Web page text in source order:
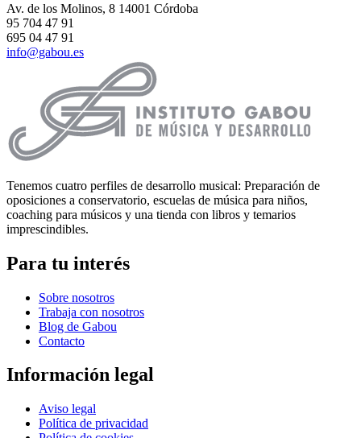
Av. de los Molinos, 8 14001 Córdoba
95 704 47 91
695 04 47 91
info@gabou.es
Tenemos cuatro perfiles de desarrollo musical: Preparación de
oposiciones a conservatorio, escuelas de música para niños,
coaching para músicos y una tienda con libros y temarios
imprescindibles.
Para tu interés
Sobre nosotros
Trabaja con nosotros
Blog de Gabou
Contacto
Información legal
Aviso legal
Política de privacidad